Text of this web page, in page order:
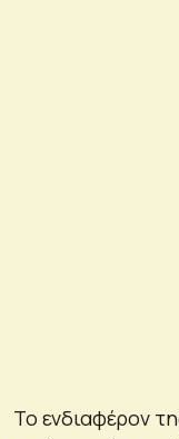
Το ενδιαφέρον